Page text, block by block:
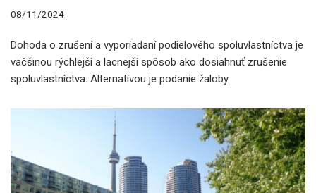
08/11/2024
Dohoda o zrušení a vyporiadaní podielového spoluvlastníctva je
väčšinou rýchlejší a lacnejší spôsob ako dosiahnuť zrušenie
spoluvlastníctva. Alternatívou je podanie žaloby.